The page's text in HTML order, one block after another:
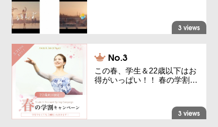
3 views
この春、学生＆22歳以下はお
得がいっぱい！！ 春の学割…
3 views